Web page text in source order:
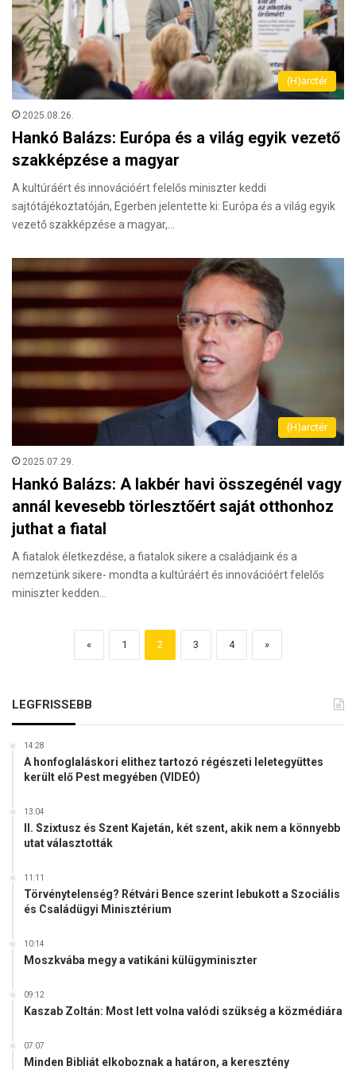
(H)arctér
2025.08.26.
Hankó Balázs: Európa és a világ egyik vezető
szakképzése a magyar
A kultúráért és innovációért felelős miniszter keddi
sajtótájékoztatóján, Egerben jelentette ki: Európa és a világ egyik
vezető szakképzése a magyar,…
(H)arctér
2025.07.29.
Hankó Balázs: A lakbér havi összegénél vagy
annál kevesebb törlesztőért saját otthonhoz
juthat a fiatal
A fiatalok életkezdése, a fiatalok sikere a családjaink és a
nemzetünk sikere- mondta a kultúráért és innovációért felelős
miniszter kedden…
« 1 2 3 4 »
LEGFRISSEBB
14:28
A honfoglaláskori elithez tartozó régészeti leletegyüttes
került elő Pest megyében (VIDEÓ)
13:04
II. Szixtusz és Szent Kajetán, két szent, akik nem a könnyebb
utat választották
11:11
Törvénytelenség? Rétvári Bence szerint lebukott a Szociális
és Családügyi Minisztérium
10:14
Moszkvába megy a vatikáni külügyminiszter
09:12
Kaszab Zoltán: Most lett volna valódi szükség a közmédiára
07:07
Minden Bibliát elkoboznak a határon, a keresztény